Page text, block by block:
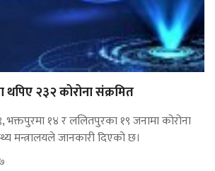
थपिए २३२ कोरोना संक्रमित
भक्तपुरमा १४ र ललितपुरका १९ जनामा कोरोना
मन्त्रालयले जानकारी दिएको छ।